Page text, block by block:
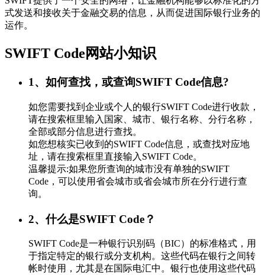
式发送和接收关于金融交易的信息，从而促进国际银行业务的
运作。
SWIFT Code网站小知识
1、如何查找，或查询SWIFT Code信息?
如您需要找到企业或个人的银行SWIFT Code进行收款，
请在搜索框里输入国家、城市、银行名称、分行名称，
全部或部分信息进行查找。
如您想核实已收到的SWIFT Code信息，或查找对应地
址，请在搜索框里直接输入SWIFT Code。
温馨提示:如果您所查询的城市没有单独的SWIFT
Code，可以使用省会城市或省会城市所在分行进行查
询。
2、什么是SWIFT Code？
SWIFT Code是一种银行识别码（BIC）的标准格式，用
于指定特定的银行或分支机构。这些代码在银行之间转
帐时使用，尤其是在国际电汇中。银行也使用这些代码